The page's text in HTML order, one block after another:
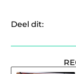
Deel dit: